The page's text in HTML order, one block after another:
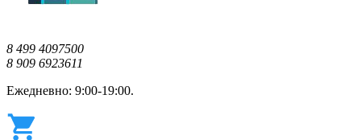
8 499 4097500
8 909 6923611
Ежедневно: 9:00-19:00.